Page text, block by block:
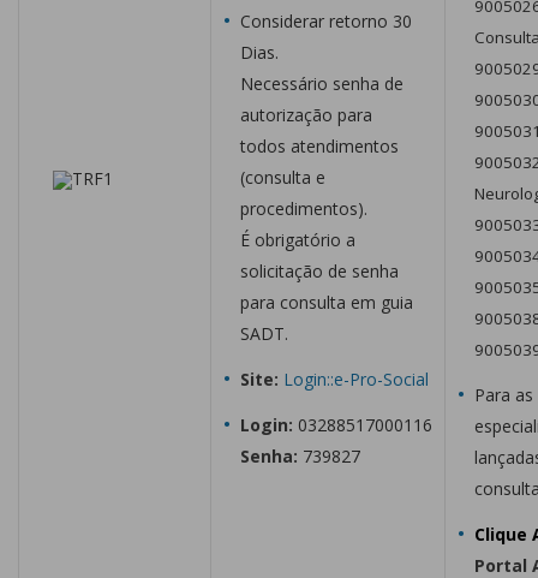
Considerar retorno 30
Dias.
Necessário senha de
autorização para
todos atendimentos
(consulta e
procedimentos).
É obrigatório a
solicitação de senha
para consulta em guia
SADT.
Site: Login::e-Pro-Social
Login: 03288517000116
Senha: 739827
Para
Clique
Portal